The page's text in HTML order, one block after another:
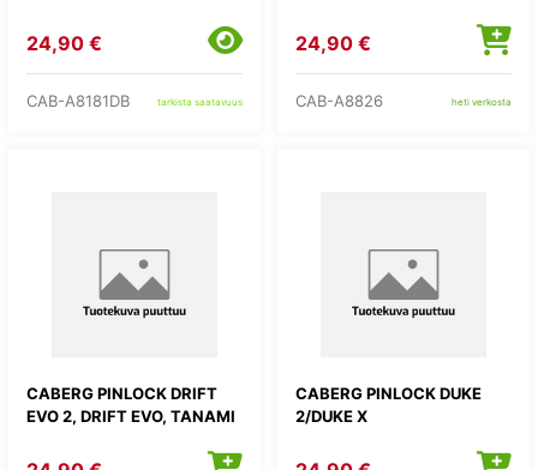
24,90 €
CAB-A8181DB tarkista saatavuus
24,90 €
CAB-A8826 heti verkosta
CABERG PINLOCK DRIFT
EVO 2, DRIFT EVO, TANAMI
CABERG PINLOCK DUKE
2/DUKE X